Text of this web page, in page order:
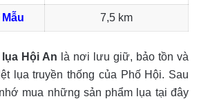
7,5 km
lụa Hội An là nơi lưu giữ, bảo tồn và
lụa truyền thống của Phố Hội. Sau
mua những sản phẩm lụa tại đây